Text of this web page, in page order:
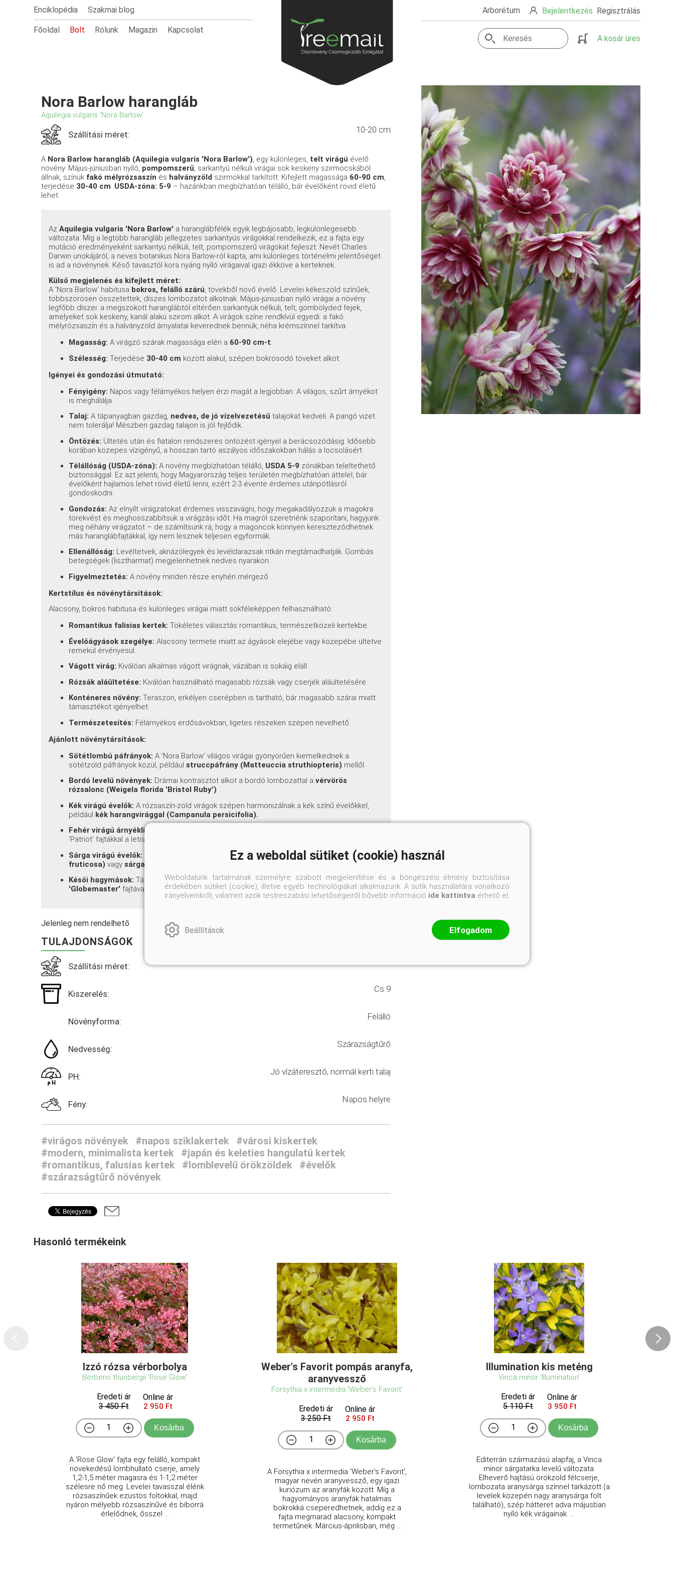
Enciklopédia Szakmai blog
Főoldal Bolt Rólunk Magazin Kapcsolat
Arborétum Bejelentkezés Regisztrálás
A kosár üres
Nora Barlow harangláb
Aquilegia vulgaris 'Nora Barlow'
Szállítási méret: 10-20 cm
A Nora Barlow harangláb (Aquilegia vulgaris 'Nora Barlow'), egy különleges, telt virágú évelő
növény. Május-júniusban nyíló, pompomszerű, sarkantyú nélküli virágai sok keskeny szirmocskából
állnak, színük fakó mélyrózsaszín és halványzöld szirmokkal tarkított. Kifejlett magassága 60-90 cm,
terjedése 30-40 cm. USDA-zóna: 5-9 – hazánkban megbízhatóan télálló, bár évelőként rövid életű
lehet.
AzAquilegia vulgaris 'Nora Barlow' a haranglábfélék egyik legbájosabb, legkülönlegesebb
változata. Míg a legtöbb harangláb jellegzetes sarkantyús virágokkal rendelkezik, ez a fajta egy
mutáció eredményeként sarkantyú nélküli, telt, pompomszerű virágokat fejleszt. Nevét Charles
Darwin unokájáról, a neves botanikus Nora Barlow-ról kapta, ami különleges történelmi jelentőséget
is ad a növénynek. Késő tavasztól kora nyárig nyíló virágaival igazi ékköve a kerteknek.
Külső megjelenés és kifejlett méret:
A 'Nora Barlow' habitusa bokros, felálló szárú, tövekből növő évelő. Levelei kékeszöld színűek,
többszörösen összetettek, díszes lombozatot alkotnak. Május-júniusban nyíló virágai a növény
legfőbb díszei: a megszokott haranglábtól eltérően sarkantyúk nélküli, telt, gömbölyded fejek,
amelyeket sok keskeny, kanál alakú szirom alkot. A virágok színe rendkívül egyedi: a fakó
mélyrózsaszín és a halványzöld árnyalatai keverednek bennük, néha krémszínnel tarkítva.
Magasság: A virágzó szárak magassága eléri a 60-90 cm-t.
Szélesség: Terjedése 30-40 cm között alakul, szépen bokrosodó töveket alkot.
Igényei és gondozási útmutató:
Fényigény: Napos vagy félárnyékos helyen érzi magát a legjobban. A világos, szűrt árnyékot
is meghálálja.
Talaj: A tápanyagban gazdag, nedves, de jó vízelvezetésű talajokat kedveli. A pangó vizet
nem tolerálja! Mészben gazdag talajon is jól fejlődik.
Öntözés: Ültetés után és fiatalon rendszeres öntözést igényel a berácsozódásig. Idősebb
korában közepes vízigényű, a hosszan tartó aszályos időszakokban hálás a locsolásért.
Télállóság (USDA-zóna): A növény megbízhatóan télálló, USDA 5-9 zónákban teleltethető
biztonsággal. Ez azt jelenti, hogy Magyarország teljes területén megbízhatóan áttelel, bár
évelőként hajlamos lehet rövid életű lenni, ezért 2-3 évente érdemes utánpótlásról
gondoskodni.
Gondozás: Az elnyílt virágzatokat érdemes visszavágni, hogy megakadályozzuk a magokra
törekvést és meghosszabbítsuk a virágzási időt. Ha magról szeretnénk szaporítani, hagyjunk
meg néhány virágzatot – de számítsunk rá, hogy a magoncok könnyen kereszteződhetnek
más haranglábfajtákkal, így nem lesznek teljesen egyformák.
Ellenállóság: Levéltetvek, aknázólegyek és levéldarazsak ritkán megtámadhatják. Gombás
betegségek (lisztharmat) megjelenhetnek nedves nyarakon.
Figyelmeztetés: A növény minden része enyhén mérgező.
Kertstílus és növénytársítások:
Alacsony, bokros habitusa és különleges virágai miatt sokféleképpen felhasználható:
Romantikus falisias kertek: Tökéletes választás romantikus, természetközeli kertekbe.
Évelőágyások szegélye: Alacsony termete miatt az ágyások elejébe vagy közepébe ültetve
remekül érvényesül.
Vágott virág: Kiválóan alkalmas vágott virágnak, vázában is sokáig eláll.
Rózsák aláültetése: Kiválóan használható magasabb rózsák vagy cserjék aláültetésére.
Konténeres növény: Teraszon, erkélyen cserépben is tartható, bár magasabb szárai miatt
támasztékot igényelhet.
Természetesítés: Félárnyékos erdősávokban, ligetes részeken szépen nevelhető.
Ajánlott növénytársítások:
Sötétlombú páfrányok: A 'Nora Barlow' világos virágai gyönyörűen kiemelkednek a
sötétzöld páfrányok közül, példáulstruccpáfrány (Matteuccia struthiopteris) mellől.
Bordó levelű növények: Drámai kontrasztot alkot a bordó lombozattal avérvörös
rózsalonc (Weigela florida 'Bristol Ruby') .
Kék virágú évelők: A rózsaszín-zöld virágok szépen harmonizálnak a kék színű évelőkkel,
például kék harangvirággal (Campanula persicifolia).
Fehér virágú árnyékliliomok:
'Patriot' fajtákkal a letisztult eleganciáért.
Sárga virágú évelők: Üde, vidám kombináció a sárgával, például sárga pimpó (Potentilla
fruticosa) vagysárga kasvirág (Rudbeckia fulgida)
Késői hagymások: Társítsukdíszhagymákkal (Allium), például a lila gömbös
'Globemaster' fajtával, amelyek virágzási ideje egybeesik.
Jelenleg nem rendelhető
TULAJDONSÁGOK
Szállítási méret:
Kiszerelés: Cs 9
Növényforma: Felálló
Nedvesség: Szárazságtűrő
PH: Jó vízáteresztő, normál kerti talaj
Fény: Napos helyre
#virágos növények #napos sziklakertek
#városi kiskertek
#modern, minimalista kertek
#japán és keleties hangulatú kertek
#romantikus, falusias kertek
#lomblevelű örökzöldek
#évelők
#szárazságtűrő növények
Hasonló termékeink
Izzó rózsa vérborbolya
Berberis thunbergii 'Rose Glow'
Eredeti ár
3 450 Ft
Online ár
2 950 Ft
Kosárba
A 'Rose Glow' fajta egy felálló, kompakt
növekedésű lombhullató cserje, amely
1,2-1,5 méter magasra és 1-1,2 méter
szélesre nő meg. Levelei tavasszal élénk
rózsaszínűek ezüstös foltokkal, majd
nyáron mélyebb rózsaszínűvé és bíborrá
érlelődnek, ősszel ...
Weber's Favorit pompás aranyfa,
aranyvessző
Forsythia x intermedia 'Weber's Favorit'
Eredeti ár
3 250 Ft
Online ár
2 950 Ft
Kosárba
A Forsythia x intermedia 'Weber's Favorit',
magyar nevén aranyvessző, egy igazi
kuriózum az aranyfák között. Míg a
hagyományos aranyfák hatalmas
bokrokká cseperedhetnek, addig ez a
fajta megmarad alacsony, kompakt
termetűnek. Március-áprilisban, még ...
Illumination kis meténg
Vinca minor 'Illumination'
Eredeti ár
5 110 Ft
Online ár
3 950 Ft
Kosárba
Editerrán származású alapfaj, a Vinca
minor sárgatarka levelű változata.
Elheverő hajtású örökzöld félcserje,
lombozata aranysárga színnel tarkázott (a
levelek közepén nagy aranysárga folt
található), szép hátteret adva májusban
nyíló kék virágainak. ...
Ez a weboldal sütiket (cookie) használ
Weboldalunk tartalmának személyre szabott megjelenítése és a böngészési élmény biztosítása
érdekében sütiket (cookie), illetve egyéb technológiákat alkalmazunk. A sütik használatára vonatkozó
irányelveinkről, valamint azok testreszabási lehetőségeiről bővebb információ ide kattintva érhető el.
Beállítások Elfogadom